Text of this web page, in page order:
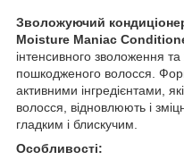
Зволожуючий
Moisture Maniac
інтенсивного зволоження
пошкодженого волосся.
активними інгредієнтами,
волосся, відновлюють і
гладким і блискучим.
Особливості: